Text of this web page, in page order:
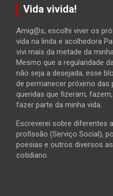
Vida vivida!
Amig@s, escolhi viver os
vida na linda e acolhedora
vivi mais da metade da
Mesmo que a regularidade
não seja a desejada, esse
de permanecer próximo das
queridas que fizeram,
fazer parte da minha vida.
Escreverei sobre diferentes
profissão (Serviço Social),
poesias e outros diversos
cotidiano.